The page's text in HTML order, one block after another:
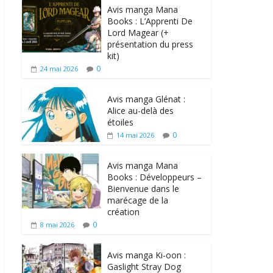
Avis manga Mana
Books : L’Apprenti De
Lord Magear (+
présentation du press
kit)
24 mai 2026 0
Avis manga Glénat :
Alice au-delà des
étoiles
14 mai 2026 0
Avis manga Mana
Books : Développeurs –
Bienvenue dans le
marécage de la
création
8 mai 2026 0
Avis manga Ki-oon :
Gaslight Stray Dog